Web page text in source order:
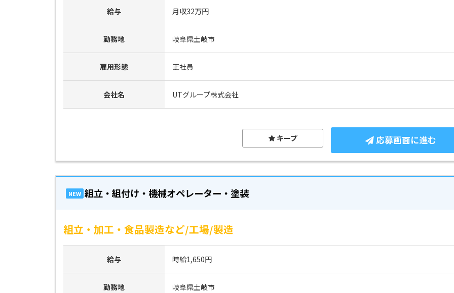
給与 月収32万円
勤務地 岐阜県土岐市
雇用形態 正社員
会社名 UTグループ株式会社
応募画面に進む
キープ
NEW 組立・組付け・機械オペレーター・塗装
組立・加工・食品製造など/工場/製造
給与 時給1,650円
勤務地 岐阜県土岐市